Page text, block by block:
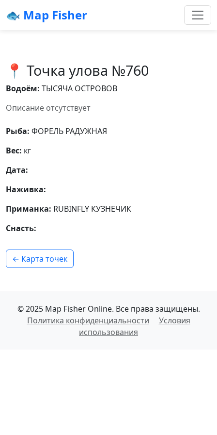
🐟 Map Fisher
📍 Точка улова №760
Водоём: ТЫСЯЧА ОСТРОВОВ
Описание отсутствует
Рыба: ФОРЕЛЬ РАДУЖНАЯ
Вес: кг
Дата:
Наживка:
Приманка: RUBINFLY КУЗНЕЧИК
Снасть:
← Карта точек
© 2025 Map Fisher Online. Все права защищены.
Политика конфиденциальности
Условия
использования